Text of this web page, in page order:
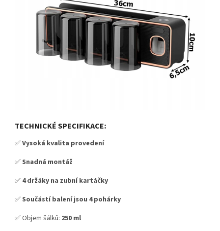
TECHNICKÉ SPECIFIKACE:
✅Vysoká kvalita provedení
✅Snadná montáž
✅ 4 držáky na zubní kartáčky
✅Součástí balení jsou 4 pohárky
✅ Objem šálků: 250 ml